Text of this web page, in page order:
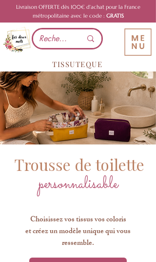
Livraison OFFERTE dès 100€ d'achat pour la France
métropolitaine avec le code : GRATIS
TISSUTEQUE
personnalisable
Trousse de toilette
Choisissez vos tissus vos coloris
et créez un modèle unique qui vous
ressemble.